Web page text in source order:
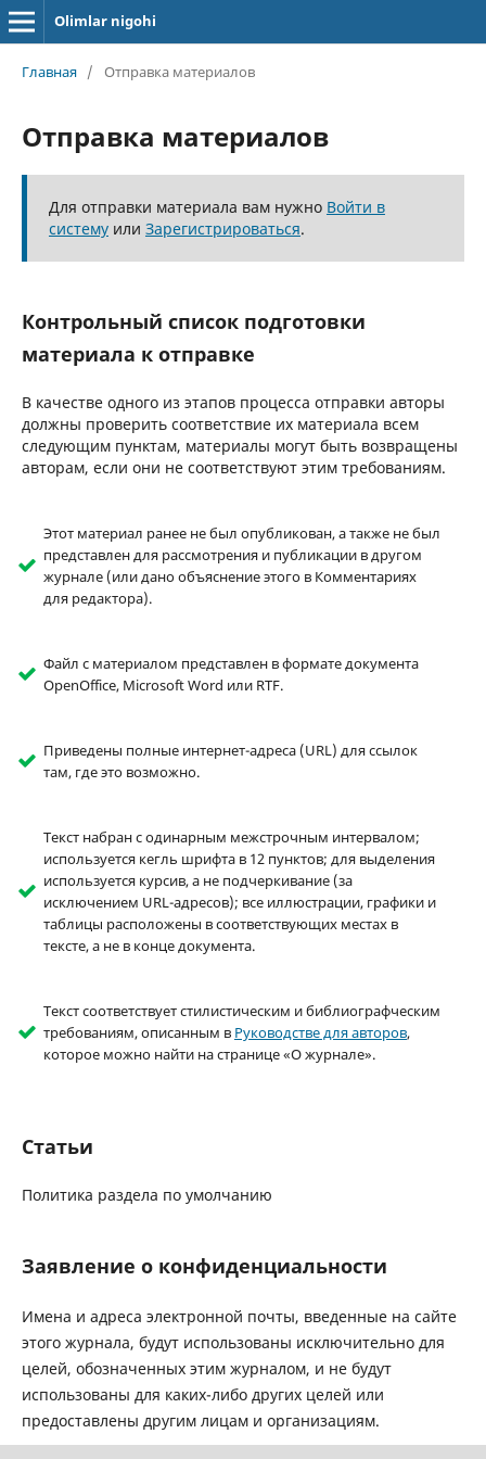
Olimlar nigohi
Главная / Отправка материалов
Отправка материалов
Для отправки материала вам нужно Войти в
системуили Зарегистрироваться.
Контрольный список подготовки
материала к отправке
В качестве одного из этапов процесса отправки авторы
должны проверить соответствие их материала всем
следующим пунктам, материалы могут быть возвращены
авторам, если они не соответствуют этим требованиям.
Этот материал ранее не был опубликован, а также не был
представлен для рассмотрения и публикации в другом
журнале (или дано объяснение этого в Комментариях
для редактора).
Файл с материалом представлен в формате документа
OpenOffice, Microsoft Word или RTF.
Приведены полные интернет-адреса (URL) для ссылок
там, где это возможно.
Текст набран с одинарным межстрочным интервалом;
используется кегль шрифта в 12 пунктов; для выделения
используется курсив, а не подчеркивание (за
исключением URL-адресов); все иллюстрации, графики и
таблицы расположены в соответствующих местах в
тексте, а не в конце документа.
Текст соответствует стилистическим и библиографческим
требованиям, описанным в Руководстве для авторов,
которое можно найти на странице «О журнале».
Статьи
Политика раздела по умолчанию
Заявление о конфиденциальности
Имена и адреса электронной почты, введенные на сайте
этого журнала, будут использованы исключительно для
целей, обозначенных этим журналом, и не будут
использованы для каких-либо других целей или
предоставлены другим лицам и организациям.